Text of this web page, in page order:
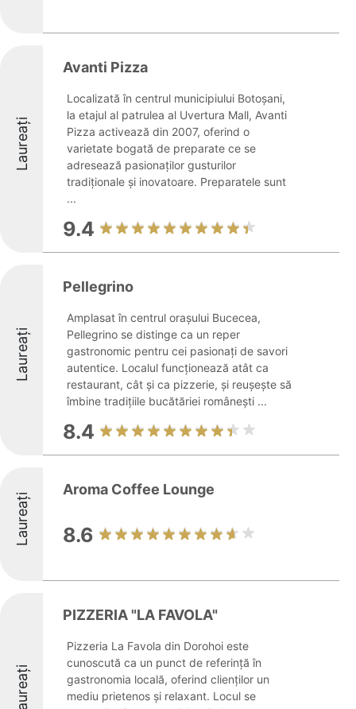
Laureați
Avanti Pizza
Localizată în centrul municipiului Botoșani,
la etajul al patrulea al Uvertura Mall, Avanti
Pizza activează din 2007, oferind o
varietate bogată de preparate ce se
adresează pasionaților gusturilor
tradiționale și inovatoare. Preparatele sunt
...
9.4
Laureați
Pellegrino
Amplasat în centrul orașului Bucecea,
Pellegrino se distinge ca un reper
gastronomic pentru cei pasionați de savori
autentice. Localul funcționează atât ca
restaurant, cât și ca pizzerie, și reușește să
îmbine tradițiile bucătăriei românești ...
8.4
Laureați
Aroma Coffee Lounge
8.6
Laureați
PIZZERIA "LA FAVOLA"
Pizzeria La Favola din Dorohoi este
cunoscută ca un punct de referință în
gastronomia locală, oferind clienților un
mediu prietenos și relaxant. Locul se